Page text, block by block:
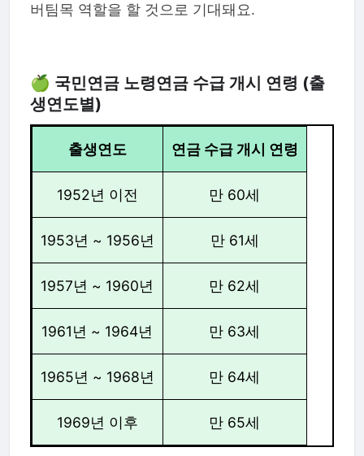
버팀목 역할을 할 것으로 기대돼요.
🍏 국민연금 노령연금 수급 개시 연령 (출
생연도별)
출생연도 연금 수급 개시 연령
1952년 이전 만 60세
1953년 ~ 1956년 만 61세
1957년 ~ 1960년 만 62세
1961년 ~ 1964년 만 63세
1965년 ~ 1968년 만 64세
1969년 이후 만 65세